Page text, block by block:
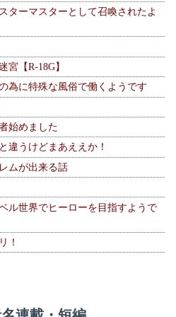
ターマスターとして召喚されたよ
【R-18G】
為に特殊な風俗で働くようです
始めました
違うけどまあええか！
ムが出来る話
ル世界でヒーローを目指すようで
！